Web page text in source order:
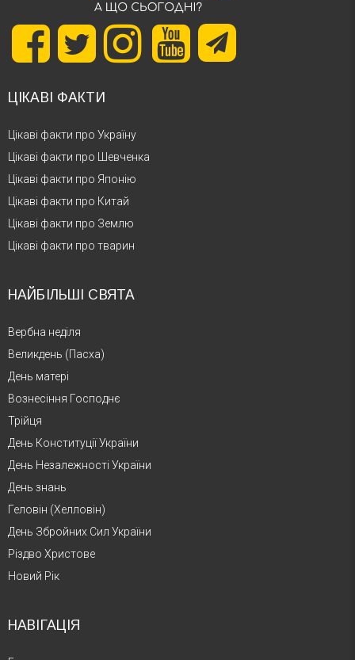
ЦІКАВІ ФАКТИ
Цікаві факти про Україну
Цікаві факти про Шевченка
Цікаві факти про Японію
Цікаві факти про Китай
Цікаві факти про Землю
Цікаві факти про тварин
НАЙБІЛЬШІ СВЯТА
Вербна неділя
Великдень (Пасха)
День матері
Вознесіння Господнє
Трійця
День Конституції України
День Незалежності України
День знань
Геловін (Хелловін)
День Збройних Сил України
Різдво Христове
Новий Рік
НАВІГАЦІЯ